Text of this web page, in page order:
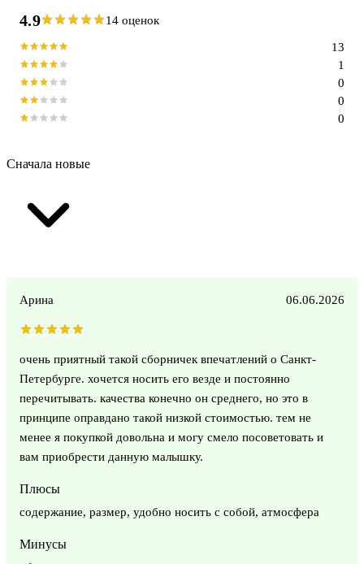
4.9 14 оценок
0
0
0
1
13
Сначала новые
Арина 06.06.2026
очень приятный такой сборничек впечатлений о Санкт-
Петербурге. хочется носить его везде и постоянно
перечитывать. качества конечно он среднего, но это в
принципе оправдано такой низкой стоимостью. тем не
менее я покупкой довольна и могу смело посоветовать и
вам приобрести данную малышку.
Плюсы
содержание, размер, удобно носить с собой, атмосфера
Минусы